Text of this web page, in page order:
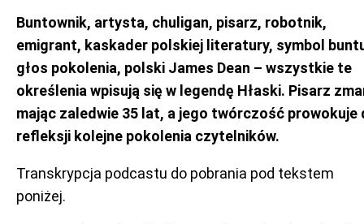
Buntownik, artysta, chuligan, pisarz, robotnik,
emigrant, kaskader polskiej literatury, symbol
głos pokolenia, polski James Dean – wszystkie te
określenia wpisują się w legendę Hłaski. Pisarz
mając zaledwie 35 lat, a jego twórczość prowokuje
refleksji kolejne pokolenia czytelników.
Transkrypcja podcastu do pobrania pod tekstem
poniżej.